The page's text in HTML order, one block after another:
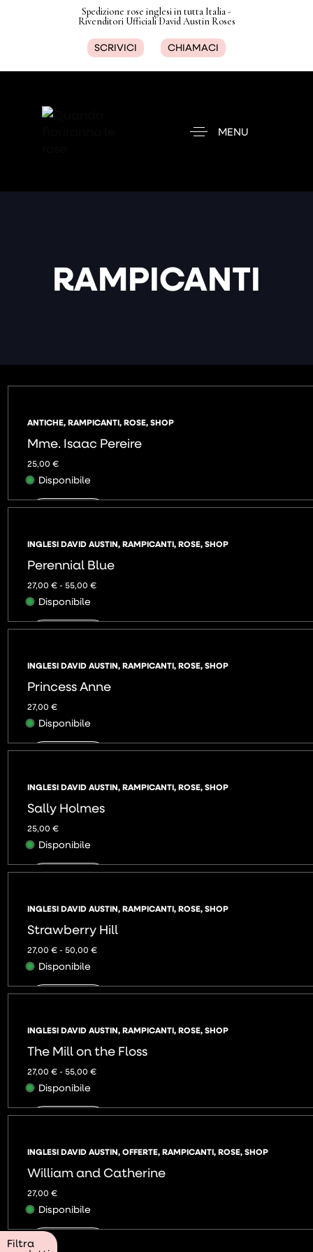
Spedizione rose inglesi in tutta Italia -
Rivenditori Ufficiali David Austin Roses
SCRIVICI CHIAMACI
MENU
RAMPICANTI
ANTICHE,RAMPICANTI,ROSE,SHOP
Mme. Isaac Pereire
25,00 €
Disponibile
INGLESI DAVID AUSTIN,RAMPICANTI,ROSE,SHOP
Perennial Blue
27,00 € - 55,00 €
Disponibile
INGLESI DAVID AUSTIN,RAMPICANTI,ROSE,SHOP
Princess Anne
27,00 €
Disponibile
INGLESI DAVID AUSTIN,RAMPICANTI,ROSE,SHOP
Sally Holmes
25,00 €
Disponibile
INGLESI DAVID AUSTIN,RAMPICANTI,ROSE,SHOP
Strawberry Hill
27,00 € - 50,00 €
Disponibile
INGLESI DAVID AUSTIN,RAMPICANTI,ROSE,SHOP
The Mill on the Floss
27,00 € - 55,00 €
Disponibile
INGLESI DAVID AUSTIN,OFFERTE,RAMPICANTI,ROSE,SHOP
William and Catherine
27,00 €
Disponibile
AGGIUNGI
Filtra